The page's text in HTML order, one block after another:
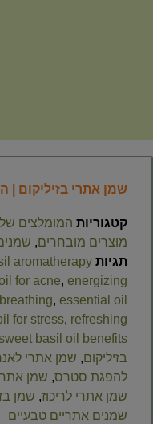
שמן אתרי בזיליקום |
קטגוריות המומלצים
מוצרים מובחרים,
תגיות aromatherapy
for acne, energizing
, essential oil
for stress, refreshing
basil oil benefits
בזיליקום, שמן אתרי
להפגת סטרס, שמן
שמן אתרי לריכוז, שמן
שמנים אתריים טבעיים